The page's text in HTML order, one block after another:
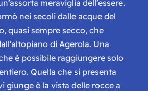
meraviglia dell’essere.
nei secoli dalle acque del
quasi sempre secco, che
di Agerola. Una
è possibile raggiungere solo
Quella che si presenta
giunge è la vista delle rocce a